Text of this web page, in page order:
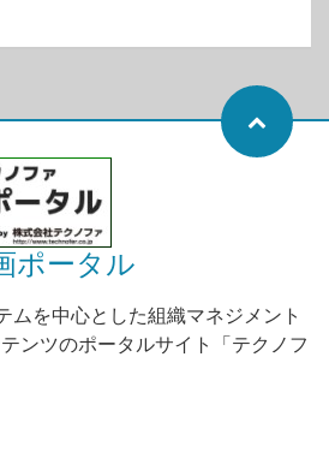
ポータル
ムを中心とした組織マネジメント
ンツのポータルサイト「テクノフ